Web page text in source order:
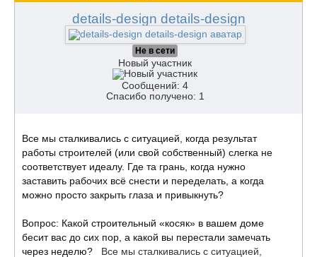
details-design details-design
Не в сети
Новый участник
Сообщений: 4
Спасибо получено: 1
Все мы сталкивались с ситуацией, когда результат
работы строителей (или свой собственный) слегка не
соответствует идеалу. Где та грань, когда нужно
заставить рабочих всё снести и переделать, а когда
можно просто закрыть глаза и привыкнуть?
Вопрос: Какой строительный «косяк» в вашем доме
бесит вас до сих пор, а какой вы перестали замечать
через неделю?
Все мы сталкивались с ситуацией,